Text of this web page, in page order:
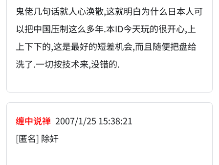
鬼佬几句话就人心涣散,这就明白为什么日本人可
以把中国压制这么多年.本ID今天玩的很开心,上
上下下的,这是最好的短差机会,而且随便把盘给
洗了.一切按技术来,没错的.
缠中说禅 2007/1/25 15:38:21
[匿名] 除奸